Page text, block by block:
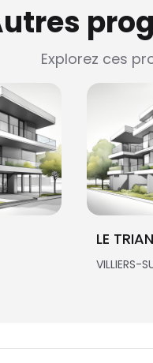
Explorez ces
LE
VILLIERS-